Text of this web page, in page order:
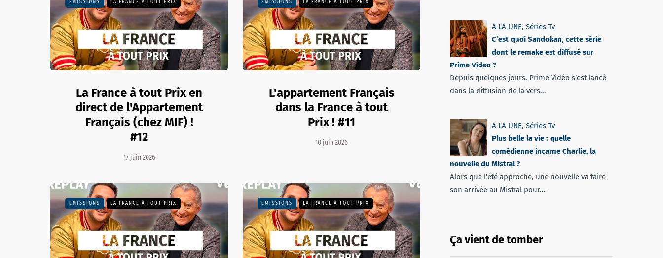
EMISSIONS LA FRANCE À TOUT PRIX
La France à tout Prix en
direct de l'Appartement
Français (chez MIF) !
#12
17 juin 2026
EMISSIONS LA FRANCE À TOUT PRIX
L'appartement Français
dans la France à tout
Prix ! #11
10 juin 2026
EMISSIONS LA FRANCE À TOUT PRIX EMISSIONS LA FRANCE À TOUT PRIX
A LA UNE, Séries Tv
C’est quoi Sandokan, cette série
dont le remake est diffusé sur
Prime Video ?
Depuis quelques jours, Prime Vidéo s'est lancé
dans la diffusion de la vers...
A LA UNE, Séries Tv
Plus belle la vie : quelle
comédienne incarne Charlie, la
nouvelle du Mistral ?
Alors que l'été approche, une nouvelle va faire
son arrivée au Mistral pour...
Ça vient de tomber